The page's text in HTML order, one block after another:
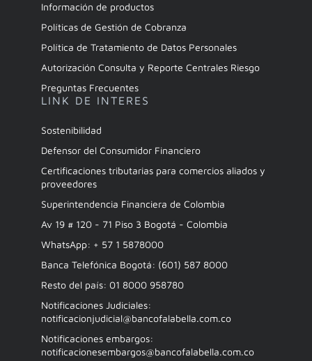
Información de productos
Políticas de Gestión de Cobranza
Política de Tratamiento de Datos Personales
Autorización Consulta y Reporte Centrales Riesgo
Preguntas Frecuentes
LINK DE INTERES
Sostenibilidad
Defensor del Consumidor Financiero
Certificaciones tributarias para comercios aliados y
proveedores
Superintendencia Financiera de Colombia
Av 19 # 120 - 71 Piso 3 Bogotá - Colombia
WhatsApp: + 57 1 5878000
Banca Telefónica Bogotá: (601) 587 8000
Resto del país: 01 8000 958780
Notificaciones Judiciales:
notificacionjudicial@bancofalabella.com.co
Notificaciones embargos:
notificacionesembargos@bancofalabella.com.co